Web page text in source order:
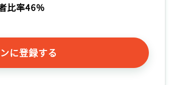
比率46%
に登録する